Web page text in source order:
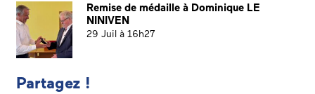
Remise de médaille à Dominique LE
NINIVEN
29 Juil à 16h27
Partagez !